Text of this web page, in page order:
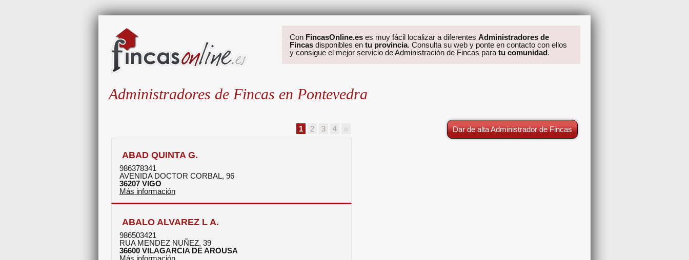
Con FincasOnline.eses muy fácil localizar a diferentes Administradores de
Fincasdisponibles en tu provincia. Consulta su web y ponte en contacto con ellos
y consigue el mejor servicio de Administración de Fincas para tu comunidad.
Administradores de Fincas en Pontevedra
1 2 3 4
ABAD QUINTA G.
986378341
AVENIDA DOCTOR CORBAL, 96
36207 VIGO
Más información
ABALO ALVAREZ L A.
986503421
RUA MENDEZ NUÑEZ, 39
36600 VILAGARCIA DE AROUSA
Más información
Dar de alta Administrador de Fincas